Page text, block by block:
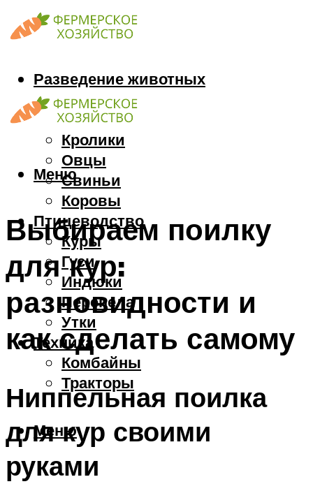
Разведение животных
Козы
Кони
Кролики
Овцы
Свиньи
Коровы
Птицеводство
Куры
Гуси
Индюки
Перепела
Утки
Техника
Комбайны
Тракторы
Меню
Меню
Выбираем поилку
для кур:
разновидности и
как сделать самому
Ниппельная поилка
для кур своими
руками